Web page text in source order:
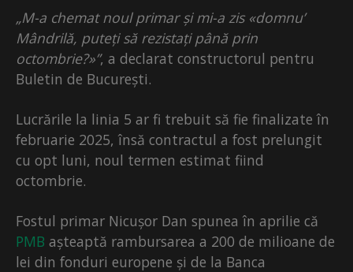
„M-a chemat noul primar și mi-a zis «domnu’
Mândrilă, puteți să rezistați până prin
octombrie?»”, a declarat constructorul pentru
Buletin de București.
Lucrările la linia 5 ar fi trebuit să fie finalizate în
februarie 2025, însă contractul a fost prelungit
cu opt luni, noul termen estimat fiind
octombrie.
Fostul primar Nicușor Dan spunea în aprilie că
PMB așteaptă rambursarea a 200 de milioane de
lei din fonduri europene și de la Banca